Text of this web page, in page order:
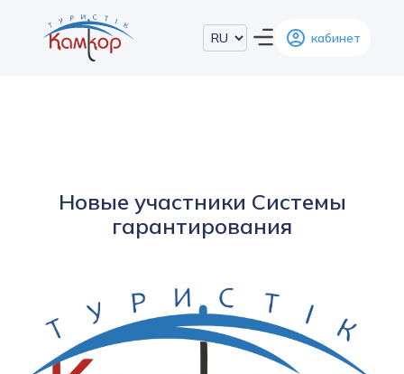
кабинет
Новые участники Системы
гарантирования